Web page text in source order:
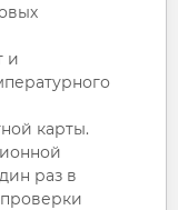
и
карты.
раз в